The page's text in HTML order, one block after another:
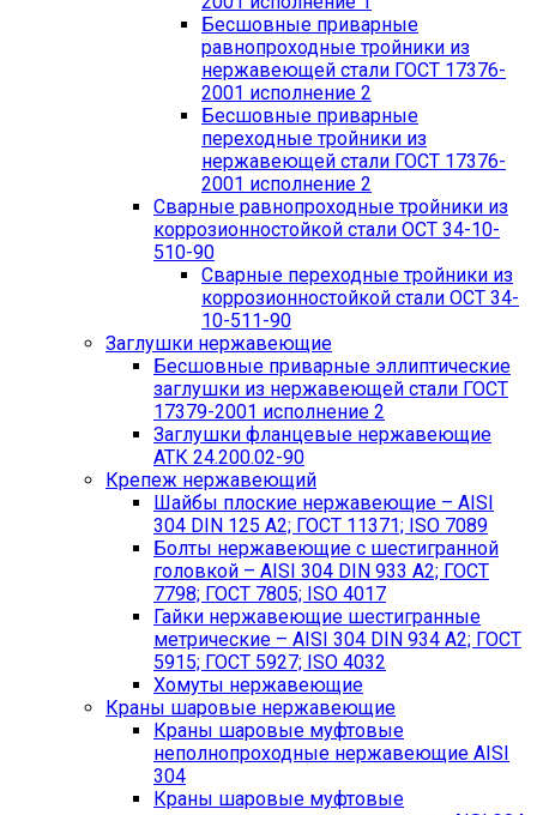
Бесшовные приварные
равнопроходные тройники из
нержавеющей стали ГОСТ 17376-
2001 исполнение 2
Бесшовные приварные
переходные тройники из
нержавеющей стали ГОСТ 17376-
2001 исполнение 2
Сварные равнопроходные тройники из
коррозионностойкой стали ОСТ 34-10-
510-90
Сварные переходные тройники из
коррозионностойкой стали ОСТ 34-
10-511-90
Заглушки нержавеющие
Бесшовные приварные эллиптические
заглушки из нержавеющей стали ГОСТ
17379-2001 исполнение 2
Заглушки фланцевые нержавеющие
АТК 24.200.02-90
Крепеж нержавеющий
Шайбы плоские нержавеющие – AISI
304 DIN 125 A2; ГОСТ 11371; ISO 7089
Болты нержавеющие с шестигранной
головкой – AISI 304 DIN 933 A2; ГОСТ
7798; ГОСТ 7805; ISO 4017
Гайки нержавеющие шестигранные
метрические – AISI 304 DIN 934 А2; ГОСТ
5915; ГОСТ 5927; ISO 4032
Хомуты нержавеющие
Краны шаровые нержавеющие
Краны шаровые муфтовые
неполнопроходные нержавеющие AISI
304
Краны шаровые муфтовые